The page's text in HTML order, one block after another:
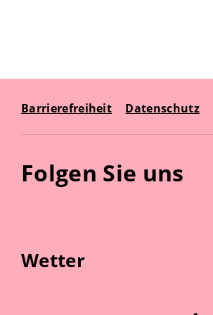
Barrierefreiheit Datenschutz
Folgen Sie uns
Wetter